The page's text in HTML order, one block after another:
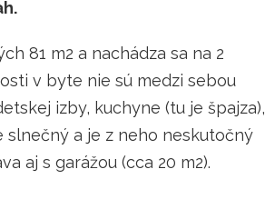
81 m2 a nachádza sa na 2
v byte nie sú medzi sebou
izby, kuchyne (tu je špajza),
slnečný a je z neho neskutočný
aj s garážou (cca 20 m2).